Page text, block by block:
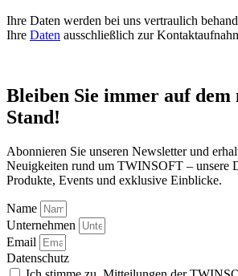
Ihre Daten werden bei uns vertraulich
Ihre Daten ausschließlich zur
Bleiben Sie immer auf dem
Stand!
Abonnieren Sie unseren Newsletter und
Neuigkeiten rund um TWINSOFT – unsere
Produkte, Events und exklusive Einblicke.
Name
Unternehmen
Email
Datenschutz